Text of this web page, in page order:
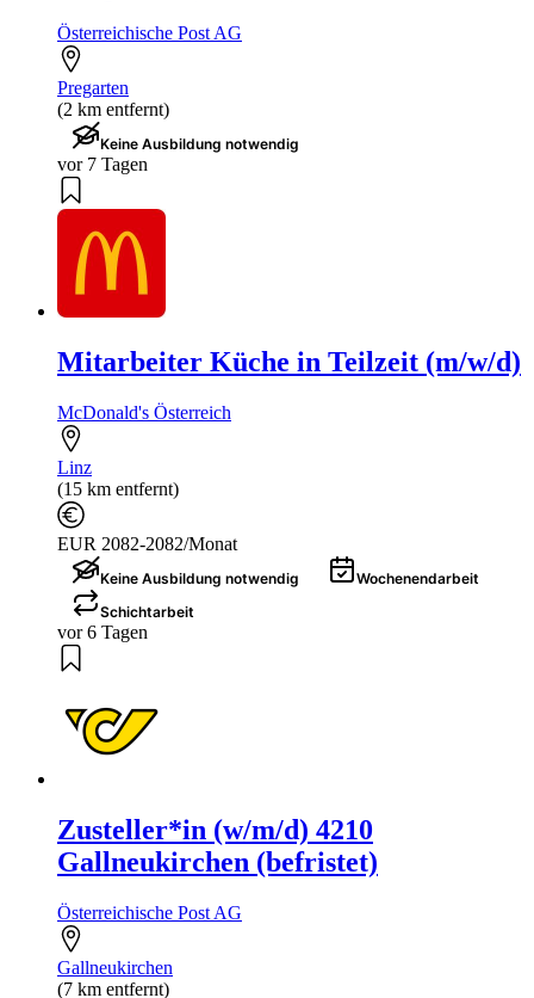
Österreichische Post AG
Pregarten
(2 km entfernt)
Keine Ausbildung notwendig
vor 7 Tagen
Mitarbeiter Küche in Teilzeit (m/w/d)
McDonald's Österreich
Linz
(15 km entfernt)
EUR 2082-2082/Monat
Keine Ausbildung notwendig
Wochenendarbeit
Schichtarbeit
vor 6 Tagen
Zusteller*in (w/m/d) 4210
Gallneukirchen (befristet)
Österreichische Post AG
Gallneukirchen
(7 km entfernt)